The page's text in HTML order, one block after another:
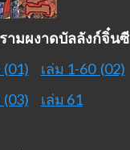
ามผงาดบัลลังก์จิ๋นซี
(01)
เล่ม 1-60 (02)
(03)
เล่ม 61